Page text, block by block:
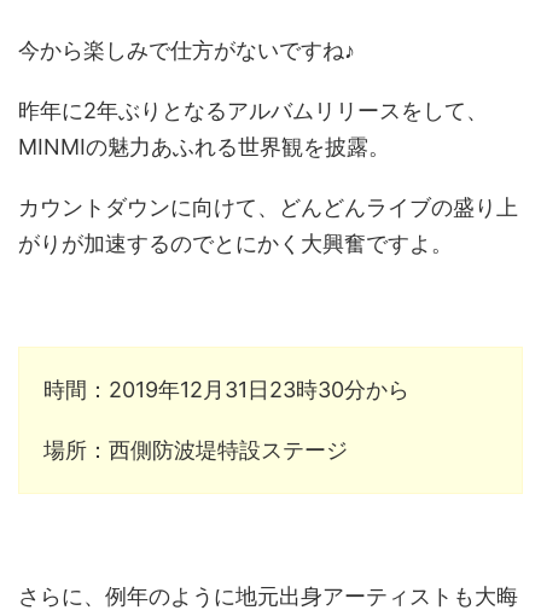
今から楽しみで仕方がないですね♪
昨年に2年ぶりとなるアルバムリリースをして、
MINMIの魅力あふれる世界観を披露。
カウントダウンに向けて、どんどんライブの盛り上
がりが加速するのでとにかく大興奮ですよ。
時間：2019年12月31日23時30分から
場所：西側防波堤特設ステージ
さらに、例年のように地元出身アーティストも大晦